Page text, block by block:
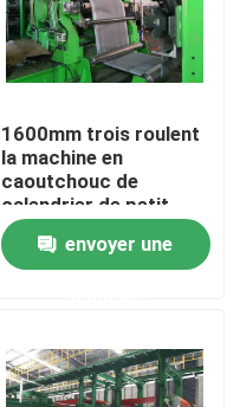
1600mm trois roulent
la machine en
caoutchouc de
calendrier de petit
pain de la machine 3
de calendrierenvoyer une